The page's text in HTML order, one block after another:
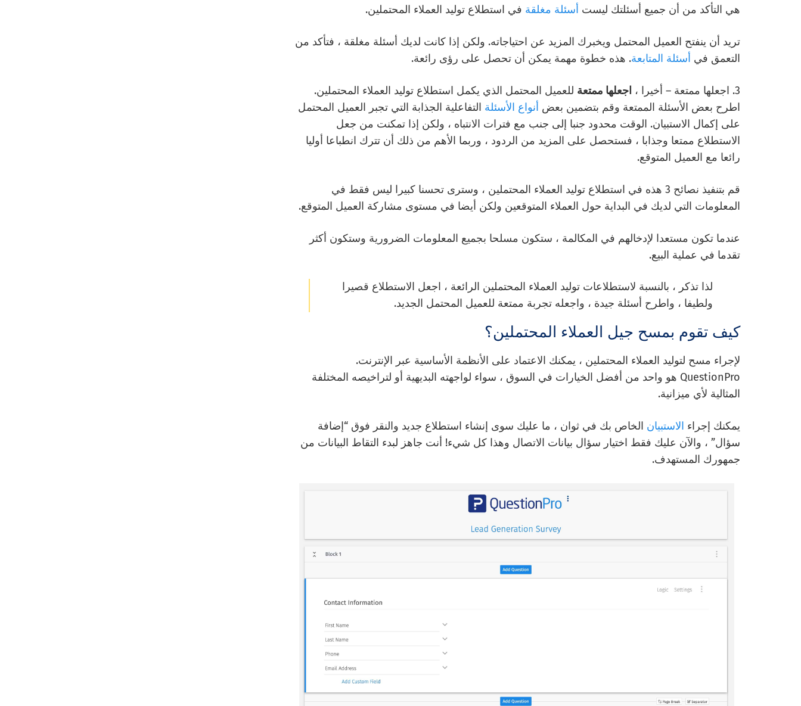
هي التأكد من أن جميع أسئلتك ليست أسئلة مغلقة في استطلاع توليد العملاء المحتملين.
تريد أن ينفتح العميل المحتمل ويخبرك المزيد عن احتياجاته. ولكن إذا كانت لديك أسئلة مغلقة ، فتأكد من
التعمق في أسئلة المتابعة. هذه خطوة مهمة يمكن أن تحصل على رؤى رائعة.
3. اجعلها ممتعة – أخيرا ، اجعلها ممتعة للعميل المحتمل الذي يكمل استطلاع توليد العملاء المحتملين.
اطرح بعض الأسئلة الممتعة وقم بتضمين بعض أنواع الأسئلة التفاعلية الجذابة التي تجبر العميل المحتمل
على إكمال الاستبيان. الوقت محدود جنبا إلى جنب مع فترات الانتباه ، ولكن إذا تمكنت من جعل
الاستطلاع ممتعا وجذابا ، فستحصل على المزيد من الردود ، وربما الأهم من ذلك أن تترك انطباعا أوليا
رائعا مع العميل المتوقع.
قم بتنفيذ نصائح 3 هذه في استطلاع توليد العملاء المحتملين ، وسترى تحسنا كبيرا ليس فقط في
المعلومات التي لديك في البداية حول العملاء المتوقعين ولكن أيضا في مستوى مشاركة العميل المتوقع.
عندما تكون مستعدا لإدخالهم في المكالمة ، ستكون مسلحا بجميع المعلومات الضرورية وستكون أكثر
تقدما في عملية البيع.
لذا تذكر ، بالنسبة لاستطلاعات توليد العملاء المحتملين الرائعة ، اجعل الاستطلاع قصيرا
ولطيفا ، واطرح أسئلة جيدة ، واجعله تجربة ممتعة للعميل المحتمل الجديد.
كيف تقوم بمسح جيل العملاء المحتملين؟
لإجراء مسح لتوليد العملاء المحتملين ، يمكنك الاعتماد على الأنظمة الأساسية عبر الإنترنت.
QuestionPro هو واحد من أفضل الخيارات في السوق ، سواء لواجهته البديهية أو لتراخيصه المختلفة
المثالية لأي ميزانية.
يمكنك إجراء الاستبيان الخاص بك في ثوان ، ما عليك سوى إنشاء استطلاع جديد والنقر فوق “إضافة
سؤال” ، والآن عليك فقط اختيار سؤال بيانات الاتصال وهذا كل شيء! أنت جاهز لبدء التقاط البيانات من
جمهورك المستهدف.